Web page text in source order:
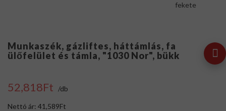
Munkaszék, gázliftes, háttámlás, fa
ülőfelület és támla, "1030 Nor", bükk
52,818Ft /db
Nettó ár: 41,589Ft